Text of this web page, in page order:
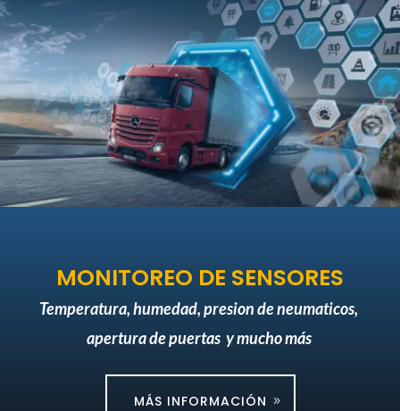
MONITOREO DE SENSORES
Temperatura, humedad, presion de neumaticos,
apertura de puertas y muchomás
MÁS INFORMACIÓN